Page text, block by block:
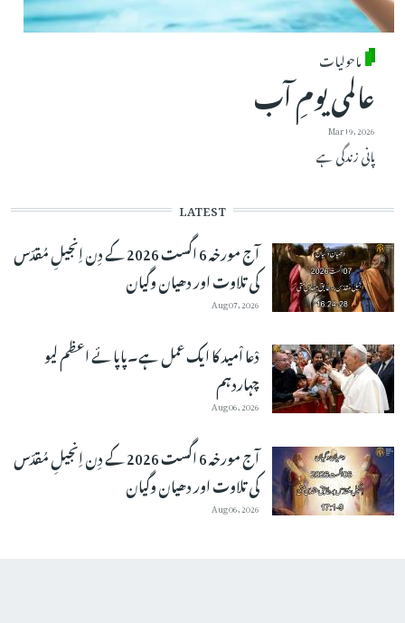
ماحولیات
عالمی یومِ آب
Mar 19, 2026
پانی زندگی ہے
LATEST
آج مورخہ 6 اگست 2026 کے دِن اِنجیلِ مُقدّس
کی تلاوت اور دھیان وگیان
Aug 07, 2026
دْعا اْمید کا ایک عمل ہے۔پاپائے اعظم لیو
چہاردہم
Aug 06, 2026
آج مورخہ 6 اگست 2026 کے دِن اِنجیلِ مُقدّس
کی تلاوت اور دھیان وگیان
Aug 06, 2026